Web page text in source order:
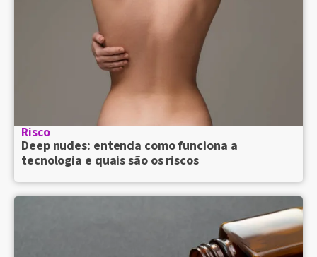
Risco
Deep nudes: entenda como funciona a
tecnologia e quais são os riscos